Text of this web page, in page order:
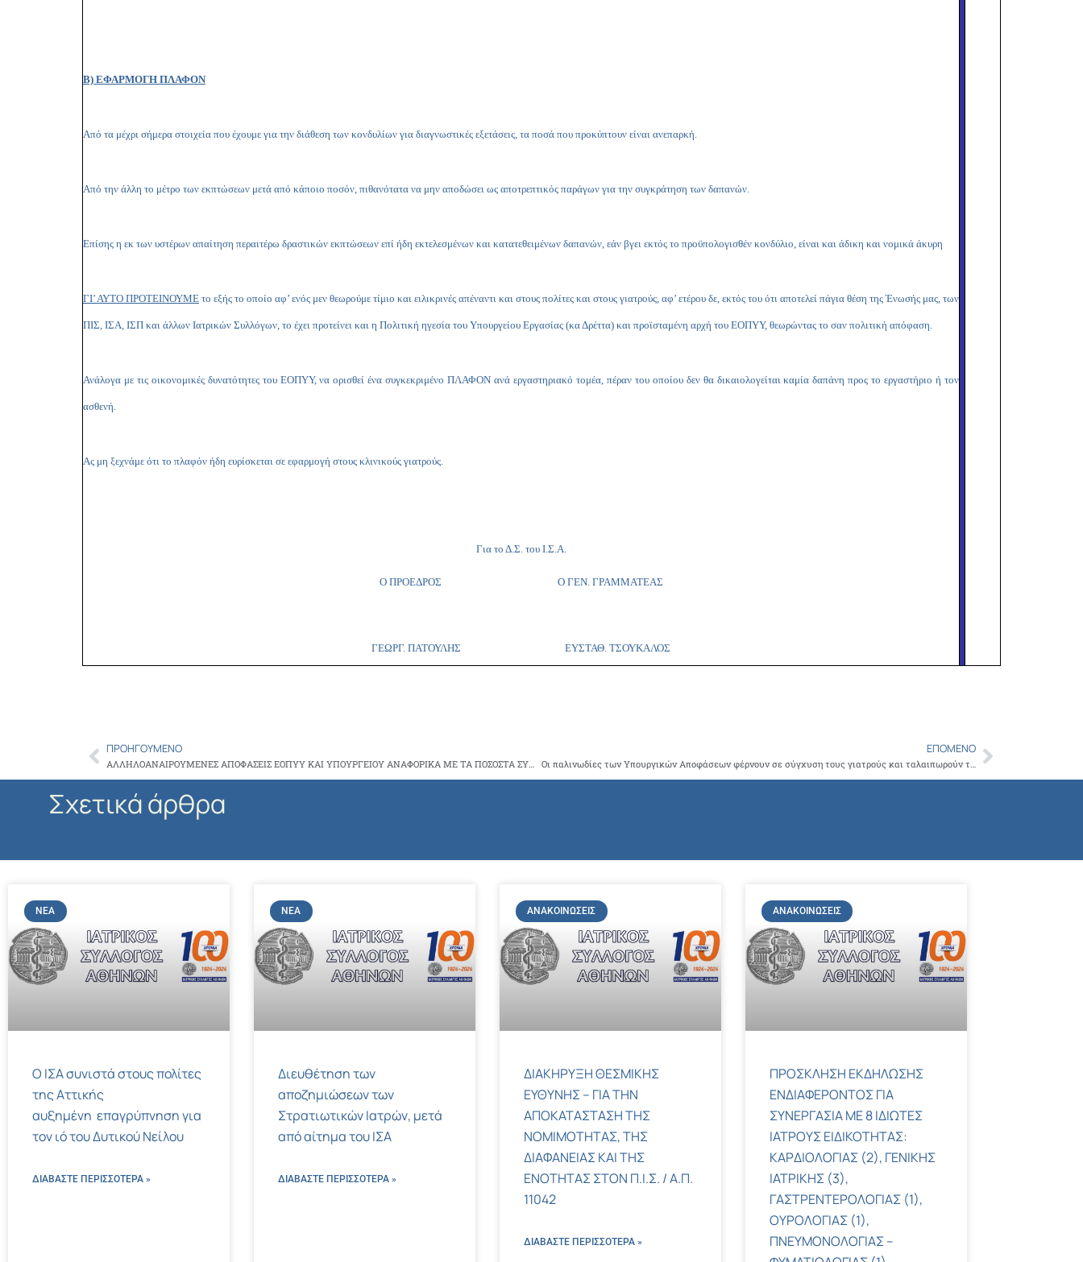
Β) ΕΦΑΡΜΟΓΗ ΠΛΑΦΟΝ
Από τα μέχρι σήμερα στοιχεία που έχουμε για την διάθεση των κονδυλίων για διαγνωστικές εξετάσεις, τα ποσά που προκύπτουν είναι ανεπαρκή.
Από την άλλη το μέτρο των εκπτώσεων μετά από κάποιο ποσόν, πιθανότατα να μην αποδώσει ως αποτρεπτικός παράγων για την συγκράτηση των δαπανών.
Επίσης η εκ των υστέρων απαίτηση περαιτέρω δραστικών εκπτώσεων επί ήδη εκτελεσμένων και κατατεθειμένων δαπανών, εάν βγει εκτός το προϋπολογισθέν κονδύλιο, είναι και άδικη και νομικά άκυρη
ΓΙ’ ΑΥΤΟ ΠΡΟΤΕΙΝΟΥΜΕ το εξής το οποίο αφ’ ενός μεν θεωρούμε τίμιο και ειλικρινές απέναντι και στους πολίτες και στους γιατρούς, αφ’ ετέρου δε, εκτός του ότι αποτελεί πάγια θέση της Ένωσής μας, των
ΠΙΣ, ΙΣΑ, ΙΣΠ και άλλων Ιατρικών Συλλόγων, το έχει προτείνει και η Πολιτική ηγεσία του Υπουργείου Εργασίας (κα Δρέττα) και προϊσταμένη αρχή του ΕΟΠΥΥ, θεωρώντας το σαν πολιτική απόφαση.
Ανάλογα με τις οικονομικές δυνατότητες του ΕΟΠΥΥ, να ορισθεί ένα συγκεκριμένο ΠΛΑΦΟΝ ανά εργαστηριακό τομέα, πέραν του οποίου δεν θα δικαιολογείται καμία δαπάνη προς το εργαστήριο ή τον
ασθενή.
Ας μη ξεχνάμε ότι το πλαφόν ήδη ευρίσκεται σε εφαρμογή στους κλινικούς γιατρούς.
Για το Δ.Σ. του Ι.Σ.Α.
Ο ΠΡΟΕΔΡΟΣ Ο ΓΕΝ. ΓΡΑΜΜΑΤΕΑΣ
ΓΕΩΡΓ. ΠΑΤΟΥΛΗΣ ΕΥΣΤΑΘ. ΤΣΟΥΚΑΛΟΣ
Prev
ΠΡΟΗΓΟΎΜΕΝΟ
ΑΛΛΗΛΟΑΝΑΙΡΟΥΜΕΝΕΣ ΑΠΟΦΑΣΕΙΣ ΕΟΠΥΥ ΚΑΙ ΥΠΟΥΡΓΕΙΟΥ ΑΝΑΦΟΡΙΚΑ ΜΕ ΤΑ ΠΟΣΟΣΤΑ ΣΥΜΜΕΤΟΧΗΣ ΤΩΝ ΑΣΦΑΛΙΣΜΕΝΩΝ ΣΤΗΝ ΑΓΟΡΑ ΦΑΡΜΑΚΩΝ
ΕΠΌΜΕΝΟ
Οι παλινωδίες των Υπουργικών Αποφάσεων φέρνουν σε σύγχυση τους γιατρούς και ταλαιπωρούν τους ασφαλισμένουςNext
Σχετικά άρθρα
ΝΈΑ
Ο ΙΣΑ συνιστά στους πολίτες
της Αττικής
αυξημένη επαγρύπνηση για
τον ιό του Δυτικού Νείλου
ΔΙΑΒΑΣΤΕ ΠΕΡΙΣΣΌΤΕΡΑ »
ΝΈΑ
Διευθέτηση των
αποζημιώσεων των
Στρατιωτικών Ιατρών, μετά
από αίτημα του ΙΣΑ
ΔΙΑΒΑΣΤΕ ΠΕΡΙΣΣΌΤΕΡΑ »
ΑΝΑΚΟΙΝΏΣΕΙΣ
ΔΙΑΚΗΡΥΞΗ ΘΕΣΜΙΚΗΣ
ΕΥΘΥΝΗΣ – ΓΙΑ ΤΗΝ
ΑΠΟΚΑΤΑΣΤΑΣΗ ΤΗΣ
ΝΟΜΙΜΟΤΗΤΑΣ, ΤΗΣ
ΔΙΑΦΑΝΕΙΑΣ ΚΑΙ ΤΗΣ
ΕΝΟΤΗΤΑΣ ΣΤΟΝ Π.Ι.Σ. / Α.Π.
11042
ΔΙΑΒΑΣΤΕ ΠΕΡΙΣΣΌΤΕΡΑ »
ΑΝΑΚΟΙΝΏΣΕΙΣ
ΠΡΟΣΚΛΗΣΗ ΕΚΔΗΛΩΣΗΣ
ΕΝΔΙΑΦΕΡΟΝΤΟΣ ΓΙΑ
ΣΥΝΕΡΓΑΣΙΑ ΜΕ 8 ΙΔΙΩΤΕΣ
ΙΑΤΡΟΥΣ ΕΙΔΙΚΟΤΗΤΑΣ:
ΚΑΡΔΙΟΛΟΓΙΑΣ (2), ΓΕΝΙΚΗΣ
ΙΑΤΡΙΚΗΣ (3),
ΓΑΣΤΡΕΝΤΕΡΟΛΟΓΙΑΣ (1),
ΟΥΡΟΛΟΓΙΑΣ (1),
ΠΝΕΥΜΟΝΟΛΟΓΙΑΣ –